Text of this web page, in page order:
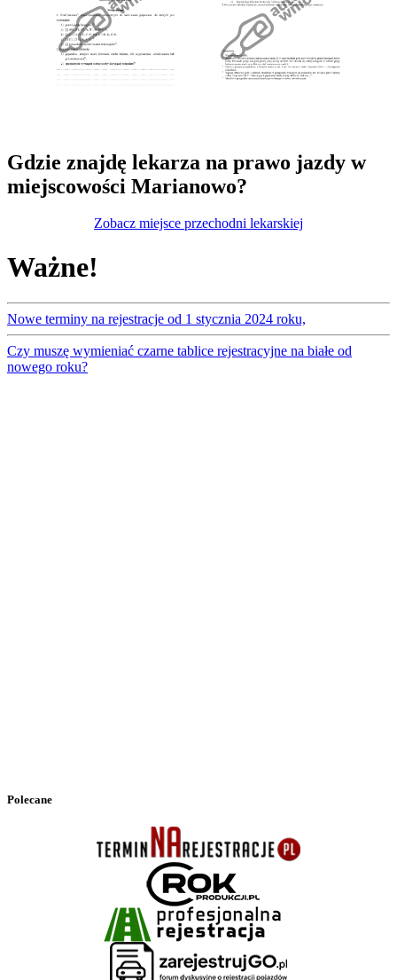
Gdzie znajdę lekarza na prawo jazdy w
miejscowości Marianowo?
Zobacz miejsce przechodni lekarskiej
Ważne!
Nowe terminy na rejestracje od 1 stycznia 2024 roku,
Czy muszę wymieniać czarne tablice rejestracyjne na białe od
nowego roku?
Polecane